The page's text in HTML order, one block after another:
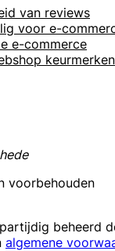
van reviews
voor e-
e-commerce
keurmerken
voorbehouden
beheerd
algemene